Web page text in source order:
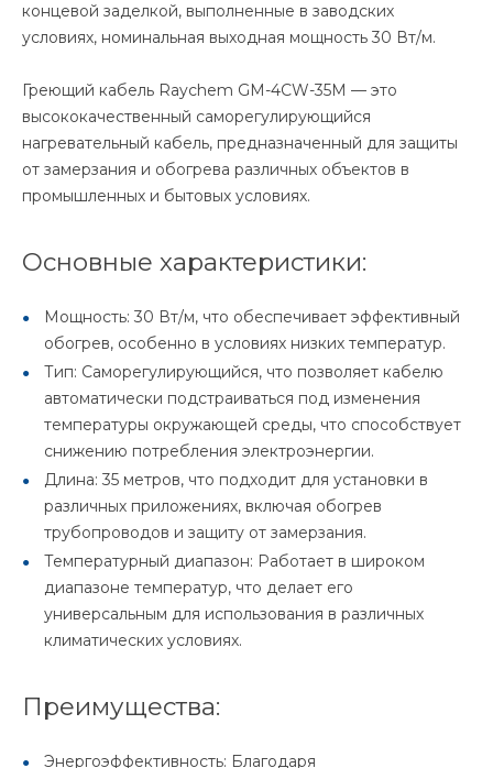
концевой заделкой, выполненные в заводских
условиях, номинальная выходная мощность 30 Вт/м.
Греющий кабель Raychem GM-4CW-35M — это
высококачественный саморегулирующийся
нагревательный кабель, предназначенный для защиты
от замерзания и обогрева различных объектов в
промышленных и бытовых условиях.
Основные характеристики:
Мощность: 30 Вт/м, что обеспечивает эффективный
обогрев, особенно в условиях низких температур.
Тип: Саморегулирующийся, что позволяет кабелю
автоматически подстраиваться под изменения
температуры окружающей среды, что способствует
снижению потребления электроэнергии.
Длина: 35 метров, что подходит для установки в
различных приложениях, включая обогрев
трубопроводов и защиту от замерзания.
Температурный диапазон: Работает в широком
диапазоне температур, что делает его
универсальным для использования в различных
климатических условиях.
Преимущества:
Энергоэффективность: Благодаря